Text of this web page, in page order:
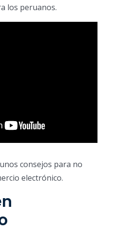
los peruanos.
consejos para no
electrónico.